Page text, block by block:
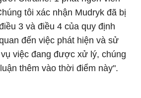
tôi xác nhận Mudryk đã bị
3 và điều 4 của quy định
đến việc phát hiện và sử
việc đang được xử lý, chúng
thêm vào thời điểm này".